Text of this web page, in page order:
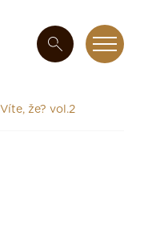
Víte, že? vol.2